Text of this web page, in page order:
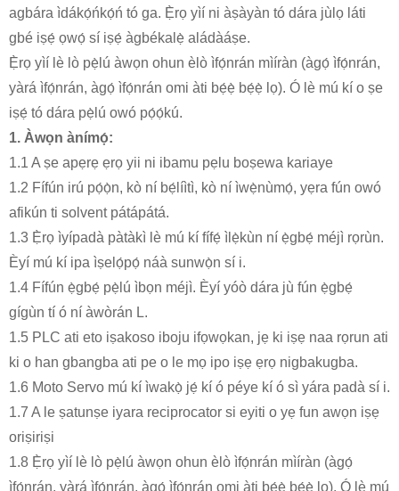
agbára ìdákọ́ńkọ́ń tó ga. Ẹ̀rọ yìí ni àṣàyàn tó dára jùlọ láti
gbé iṣẹ́ ọwọ́ sí iṣẹ́ àgbékalẹ̀ aládàáṣe.
Ẹ̀rọ yìí lè lò pẹ̀lú àwọn ohun èlò ìfọ́nrán mìíràn (àgọ́ ìfọ́nrán,
yàrá ìfọ́nrán, àgọ́ ìfọ́nrán omi àti bẹ́ẹ̀ bẹ́ẹ̀ lọ). Ó lè mú kí o ṣe
iṣẹ́ tó dára pẹ̀lú owó pọ́ọ́kú.
1. Àwọn ànímọ́:
1.1 A ṣe apẹrẹ ẹrọ yii ni ibamu pẹlu boṣewa kariaye
1.2 Fífún irú pọ́ọ̀n, kò ní bẹ́líìtì, kò ní ìwẹ̀nùmọ́, yẹra fún owó
afikún ti solvent pátápátá.
1.3 Ẹ̀rọ ìyípadà pàtàkì lè mú kí fífẹ́ ìlẹ̀kùn ní ẹ̀gbẹ́ méjì rọrùn.
Èyí mú kí ipa ìṣelọ́pọ́ náà sunwọ̀n sí i.
1.4 Fífún ẹ̀gbẹ́ pẹ̀lú ìbọn méjì. Èyí yóò dára jù fún ẹ̀gbẹ́
gígùn tí ó ní àwòrán L.
1.5 PLC ati eto iṣakoso iboju ifọwọkan, jẹ ki iṣẹ naa rọrun ati
ki o han gbangba ati pe o le mọ ipo iṣẹ ẹrọ nigbakugba.
1.6 Moto Servo mú kí ìwakọ̀ jẹ́ kí ó péye kí ó sì yára padà sí i.
1.7 A le ṣatunṣe iyara reciprocator si eyiti o yẹ fun awọn iṣẹ
oriṣiriṣi
1.8 Ẹ̀rọ yìí lè lò pẹ̀lú àwọn ohun èlò ìfọ́nrán mìíràn (àgọ́
ìfọ́nrán, yàrá ìfọ́nrán, àgọ́ ìfọ́nrán omi àti bẹ́ẹ̀ bẹ́ẹ̀ lọ). Ó lè mú